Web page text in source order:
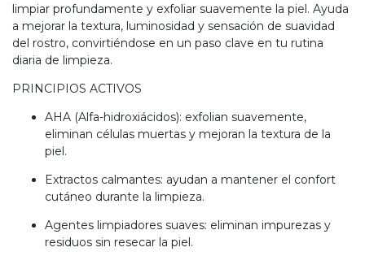
limpiar profundamente y exfoliar suavemente la piel. Ayuda
a mejorar la textura, luminosidad y sensación de suavidad
del rostro, convirtiéndose en un paso clave en tu rutina
diaria de limpieza.
PRINCIPIOS ACTIVOS
AHA (Alfa-hidroxiácidos): exfolian suavemente,
eliminan células muertas y mejoran la textura de la
piel.
Extractos calmantes: ayudan a mantener el confort
cutáneo durante la limpieza.
Agentes limpiadores suaves: eliminan impurezas y
residuos sin resecar la piel.